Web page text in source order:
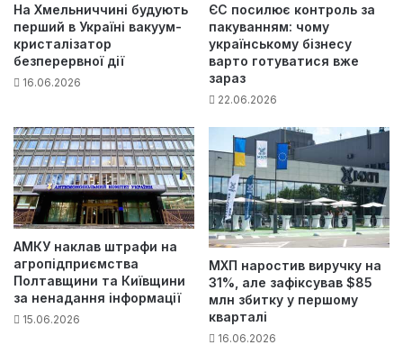
На Хмельниччині будують
перший в Україні вакуум-
кристалізатор
безперервної дії
16.06.2026
ЄС посилює контроль за
пакуванням: чому
українському бізнесу
варто готуватися вже
зараз
22.06.2026
АМКУ наклав штрафи на
агропідприємства
Полтавщини та Київщини
за ненадання інформації
15.06.2026
МХП наростив виручку на
31%, але зафіксував $85
млн збитку у першому
кварталі
16.06.2026